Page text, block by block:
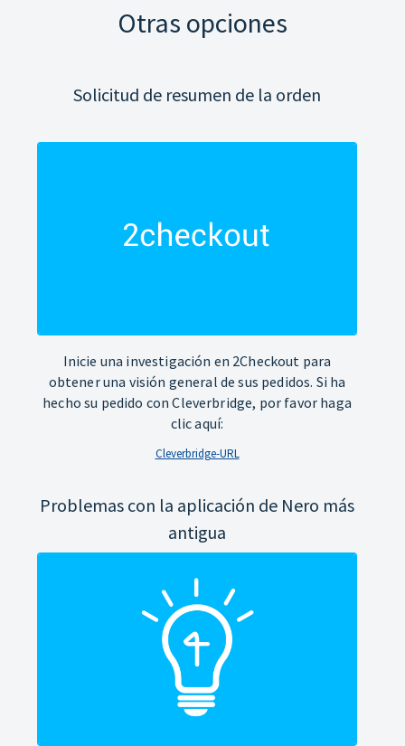
Otras opciones
Solicitud de resumen de la orden
Inicie una investigación en 2Checkout para
obtener una visión general de sus pedidos. Si ha
hecho su pedido con Cleverbridge, por favor haga
clic aquí:
Cleverbridge-URL
Problemas con la aplicación de Nero más
antigua